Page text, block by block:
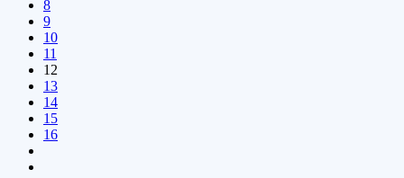
8
9
10
11
12
13
14
15
16